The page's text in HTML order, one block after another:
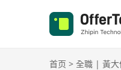
首页 > 全職 | 黃大